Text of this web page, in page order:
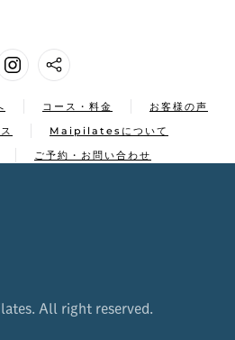
コース・料金
お客様の声
Maipilatesについて
ご予約・お問い合わせ
All right reserved.